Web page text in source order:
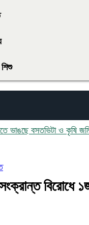
বসতভিটা ও কৃষি জমি:
বিরোধে